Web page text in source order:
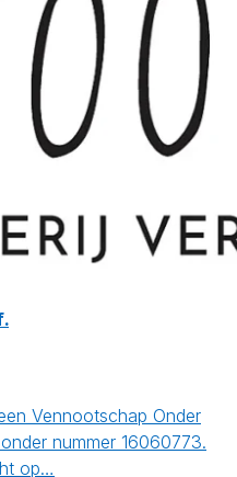
Vennootschap Onder
nummer 16060773.
op…